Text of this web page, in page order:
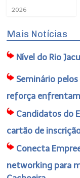
2026
Mais Notícias
Nível do Rio
Seminário
reforça
Candidatos do
cartão de
Conecta
networking para